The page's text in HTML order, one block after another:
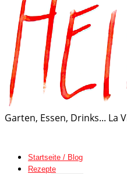
Garten, Essen, Drinks... La
Startseite / Blog
Rezepte